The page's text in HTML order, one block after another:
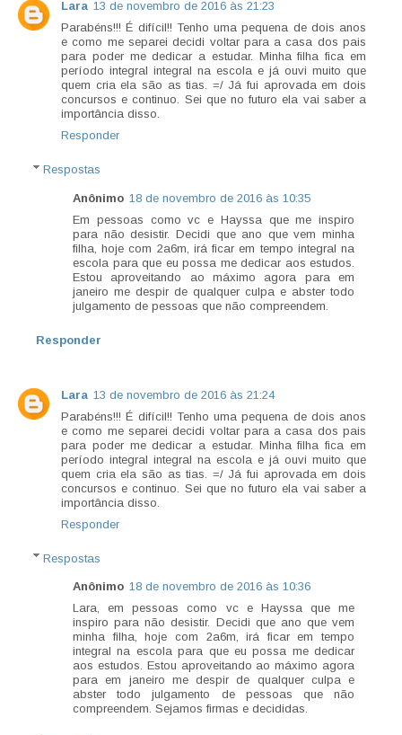
Lara 13 de novembro de 2016 às 21:23
Parabéns!!! É difícil!! Tenho uma pequena de dois anos
e como me separei decidi voltar para a casa dos pais
para poder me dedicar a estudar. Minha filha fica em
período integral integral na escola e já ouvi muito que
quem cria ela são as tias. =/ Já fui aprovada em dois
concursos e continuo. Sei que no futuro ela vai saber a
importância disso.
Responder
Respostas
Anônimo 18 de novembro de 2016 às 10:35
Em pessoas como vc e Hayssa que me inspiro
para não desistir. Decidi que ano que vem minha
filha, hoje com 2a6m, irá ficar em tempo integral na
escola para que eu possa me dedicar aos estudos.
Estou aproveitando ao máximo agora para em
janeiro me despir de qualquer culpa e abster todo
julgamento de pessoas que não compreendem.
Responder
Lara 13 de novembro de 2016 às 21:24
Parabéns!!! É difícil!! Tenho uma pequena de dois anos
e como me separei decidi voltar para a casa dos pais
para poder me dedicar a estudar. Minha filha fica em
período integral integral na escola e já ouvi muito que
quem cria ela são as tias. =/ Já fui aprovada em dois
concursos e continuo. Sei que no futuro ela vai saber a
importância disso.
Responder
Respostas
Anônimo 18 de novembro de 2016 às 10:36
Lara, em pessoas como vc e Hayssa que me
inspiro para não desistir. Decidi que ano que vem
minha filha, hoje com 2a6m, irá ficar em tempo
integral na escola para que eu possa me dedicar
aos estudos. Estou aproveitando ao máximo agora
para em janeiro me despir de qualquer culpa e
abster todo julgamento de pessoas que não
compreendem. Sejamos firmas e decididas.